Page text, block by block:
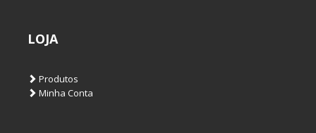
LOJA
Produtos
Minha Conta